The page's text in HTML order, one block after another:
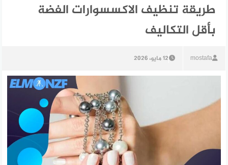
طريقة تنظيف الاكسسوارات الفضة
بأقل التكاليف
mostafa 12 مايو، 2026